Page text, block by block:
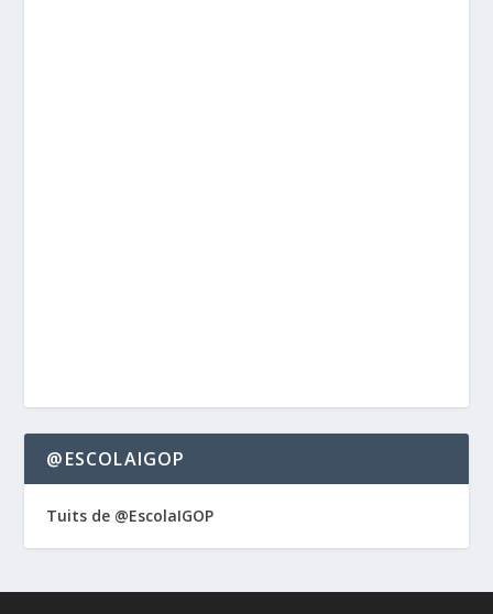
@ESCOLAIGOP
Tuits de @EscolaIGOP